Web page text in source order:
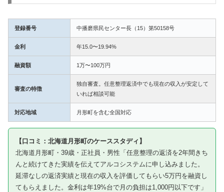
登録番号 中播磨県民センター長（15）第50158号
金利 年15.0〜19.94%
融資額 1万〜100万円
審査の特徴
独自審査。任意整理返済中でも現在の収入が安定して
いれば相談可能
対応地域 月形町を含む全国対応
【口コミ：北海道月形町のケーススタディ】
北海道月形町・39歳・正社員・男性「任意整理の返済を2年間きち
んと続けてきた実績を伝えてアルコシステムに申し込みました。
延滞なしの返済実績と現在の収入を評価してもらい5万円を融資し
てもらえました。金利は年19%台で月の負担は1,000円以下です」